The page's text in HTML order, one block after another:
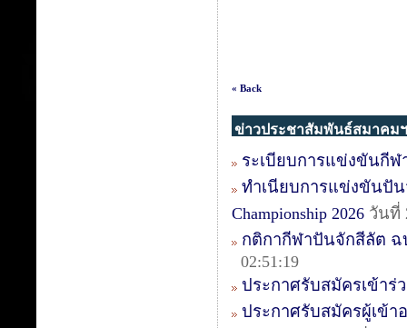
« Back
ข่าวประชาสัมพันธ์สมาคมฯ
ระเบียบการแข่งขันกีฬ
ทำเนียบการแข่งขันปันจั
Championship 2026 วันที่
กติกากีฬาปันจักสีลัต ฉบั
02:51:19
ประกาศรับสมัครเข้า
ประกาศรับสมัครผู้เข้า